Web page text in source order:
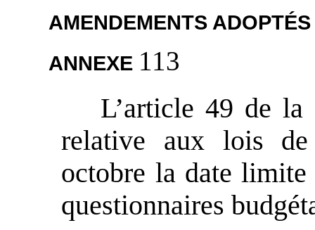
AMENDEMENTS
ANNEXE 113
L’article 49 de
relative aux lois
octobre la date limite
questionnaires